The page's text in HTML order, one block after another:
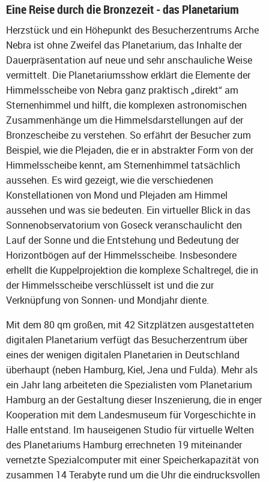
Eine Reise durch die Bronzezeit - das Planetarium
Herzstück und ein Höhepunkt des Besucherzentrums Arche
Nebra ist ohne Zweifel das Planetarium, das Inhalte der
Dauerpräsentation auf neue und sehr anschauliche Weise
vermittelt. Die Planetariumsshow erklärt die Elemente der
Himmelsscheibe von Nebra ganz praktisch „direkt“ am
Sternenhimmel und hilft, die komplexen astronomischen
Zusammenhänge um die Himmelsdarstellungen auf der
Bronzescheibe zu verstehen. So erfährt der Besucher zum
Beispiel, wie die Plejaden, die er in abstrakter Form von der
Himmelsscheibe kennt, am Sternenhimmel tatsächlich
aussehen. Es wird gezeigt, wie die verschiedenen
Konstellationen von Mond und Plejaden am Himmel
aussehen und was sie bedeuten. Ein virtueller Blick in das
Sonnenobservatorium von Goseck veranschaulicht den
Lauf der Sonne und die Entstehung und Bedeutung der
Horizontbögen auf der Himmelsscheibe. Insbesondere
erhellt die Kuppelprojektion die komplexe Schaltregel, die in
der Himmelsscheibe verschlüsselt ist und die zur
Verknüpfung von Sonnen- und Mondjahr diente.
Mit dem 80 qm großen, mit 42 Sitzplätzen ausgestatteten
digitalen Planetarium verfügt das Besucherzentrum über
eines der wenigen digitalen Planetarien in Deutschland
überhaupt (neben Hamburg, Kiel, Jena und Fulda). Mehr als
ein Jahr lang arbeiteten die Spezialisten vom Planetarium
Hamburg an der Gestaltung dieser Inszenierung, die in enger
Kooperation mit dem Landesmuseum für Vorgeschichte in
Halle entstand. Im hauseigenen Studio für virtuelle Welten
des Planetariums Hamburg errechneten 19 miteinander
vernetzte Spezialcomputer mit einer Speicherkapazität von
zusammen 14 Terabyte rund um die Uhr die eindrucksvollen